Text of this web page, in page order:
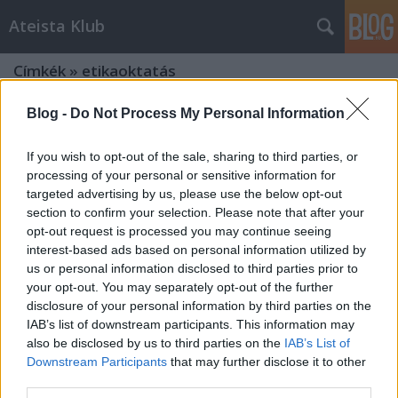
Blog - Do Not Process My Personal Information
If you wish to opt-out of the sale, sharing to third parties, or
processing of your personal or sensitive information for
targeted advertising by us, please use the below opt-out
section to confirm your selection. Please note that after your
opt-out request is processed you may continue seeing
interest-based ads based on personal information utilized by
us or personal information disclosed to third parties prior to
your opt-out. You may separately opt-out of the further
disclosure of your personal information by third parties on the
IAB’s list of downstream participants. This information may
also be disclosed by us to third parties on the IAB’s List of
Downstream Participants that may further disclose it to other
Ateista Klub
Címkék » etikaoktatás
Az egyházi agymosodák érdemtelen
előjogai
Brendel Mátyás•2013. szeptember 22.
"De a jó és gonosz tudásának fájáról, arról ne egyél;
mert a mely napon ejéndel arról, bizony meghalsz."
I. Móz. 2:17 Nem tudom, miért akarnak ezek tanítani,
különösen hittant, amely ugyebár az etika
alternatívája akar lenni, amikor a keresztény
hibbanttan szerint a tudás,…
Blokkoltak az egész Facebookon,
mert a bigott keresztények